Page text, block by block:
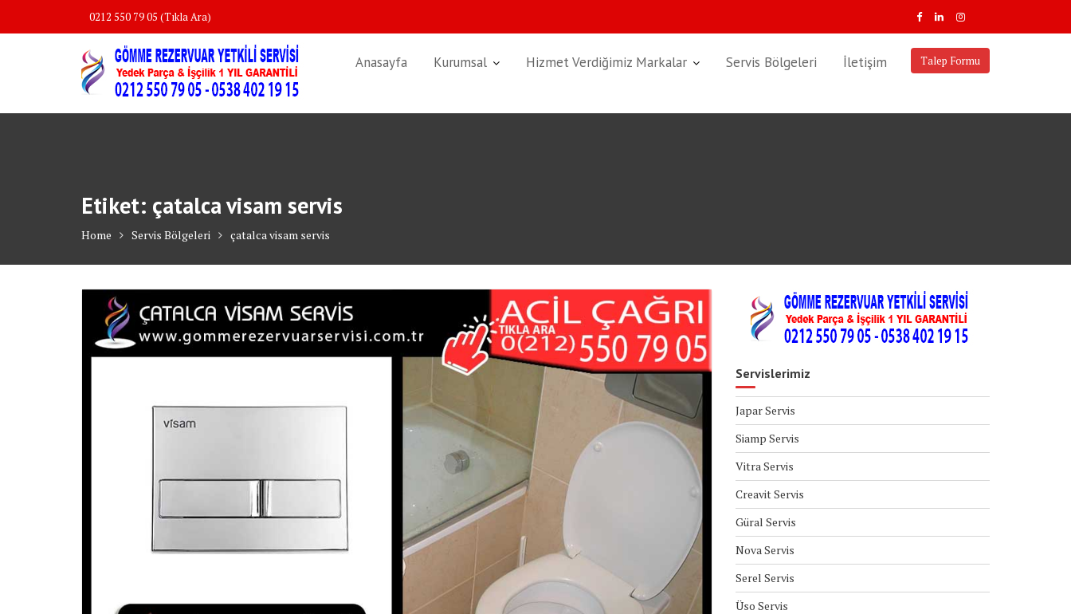
0212 550 79 05 (Tıkla Ara)
Talep Formu
Anasayfa Kurumsal Hizmet Verdiğimiz Markalar Servis Bölgeleri İletişim
Etiket: çatalca visam servis
Home Servis Bölgeleri çatalca visam servis
Servislerimiz
Japar Servis
Siamp Servis
Vitra Servis
Creavit Servis
Güral Servis
Nova Servis
Serel Servis
Üso Servis